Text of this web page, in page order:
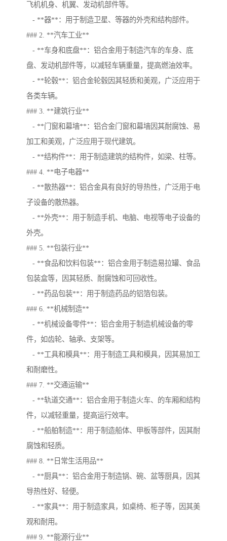
飞机机身、机翼、发动机部件等。
- **器**：用于制造卫星、等器的外壳和结构部件。
### 2. **汽车工业**
- **车身和底盘**：铝合金用于制造汽车的车身、底
盘、发动机部件等，以减轻车辆重量，提高燃油效率。
- **轮毂**：铝合金轮毂因其轻质和美观，广泛应用于
各类车辆。
### 3. **建筑行业**
- **门窗和幕墙**：铝合金门窗和幕墙因其耐腐蚀、易
加工和美观，广泛应用于现代建筑。
- **结构件**：用于制造建筑的结构件，如梁、柱等。
### 4. **电子电器**
- **散热器**：铝合金具有良好的导热性，广泛用于电
子设备的散热器。
- **外壳**：用于制造手机、电脑、电视等电子设备的
外壳。
### 5. **包装行业**
- **食品和饮料包装**：铝合金用于制造易拉罐、食品
包装盒等，因其轻质、耐腐蚀和可回收性。
- **药品包装**：用于制造药品的铝箔包装。
### 6. **机械制造**
- **机械设备零件**：铝合金用于制造机械设备的零
件，如齿轮、轴承、支架等。
- **工具和模具**：用于制造工具和模具，因其易加工
和耐磨性。
### 7. **交通运输**
- **轨道交通**：铝合金用于制造火车、的车厢和结构
件，以减轻重量，提高运行效率。
- **船舶制造**：用于制造船体、甲板等部件，因其耐
腐蚀和轻质。
### 8. **日常生活用品**
- **厨具**：铝合金用于制造锅、碗、盆等厨具，因其
导热性好、轻便。
- **家具**：用于制造家具，如桌椅、柜子等，因其美
观和耐用。
### 9. **能源行业**